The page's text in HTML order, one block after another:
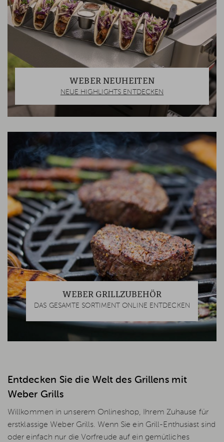
WEBER NEUHEITEN
NEUE HIGHLIGHTS ENTDECKEN
WEBER GRILLZUBEHÖR
DAS GESAMTE SORTIMENT ONLINE ENTDECKEN
Entdecken Sie die Welt des Grillens mit
Weber Grills
Willkommen in unserem Onlineshop, Ihrem Zuhause für
erstklassige Weber Grills. Wenn Sie ein Grill-Enthusiast sind
oder einfach nur die Vorfreude auf ein gemütliches